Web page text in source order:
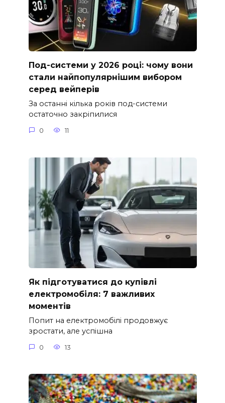
Под-системи у 2026 році: чому вони
стали найпопулярнішим вибором
серед вейперів
За останні кілька років под-системи
остаточно закріпилися
0 11
Як підготуватися до купівлі
електромобіля: 7 важливих
моментів
Попит на електромобілі продовжує
зростати, але успішна
0 13